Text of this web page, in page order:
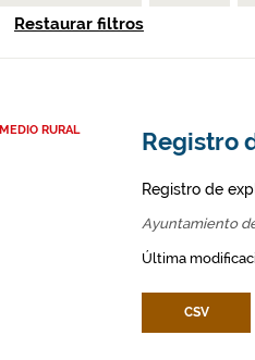
Restaurar filtros
MEDIO RURAL Registro
Registro de
Ayuntamiento
Última
CSV